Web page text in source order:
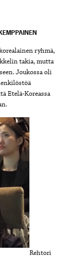
ryhmä,
takia, mutta
Joukossa oli
Etelä-Koreassa
Rehtori